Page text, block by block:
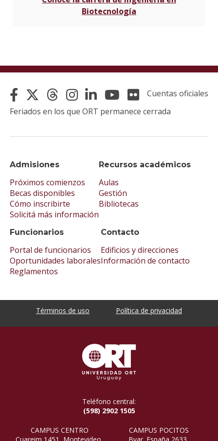
Biotecnología
Admisiones
Próximos comienzos
Becas disponibles
Cómo inscribirte
Solicitá más información
Recursos académicos
Aulas
Gestión
Bibliotecas
Funcionarios
Portal de funcionarios
Oportunidades laborales
Reglamentos
Contacto
Edificios y direcciones
Información de contacto
Cuentas oficiales
Feriados en los que ORT permanece cerrada
Términos de uso Política de privacidad
Teléfono central:
(598) 2902 1505
CAMPUS CENTRO
CAMPUS POCITOS